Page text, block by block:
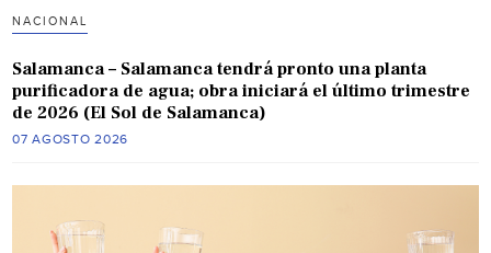
NACIONAL
Salamanca – Salamanca tendrá pronto una planta
purificadora de agua; obra iniciará el último trimestre
de 2026 (El Sol de Salamanca)
07 AGOSTO 2026